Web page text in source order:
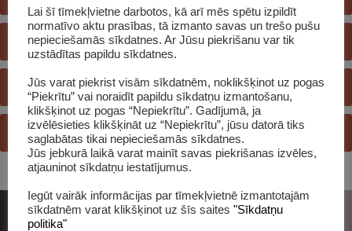
E-KATALOGS
REĢISTRĒTIES BIBLIOTĒKĀ
JAUTĀ BIBLIOTEKĀRAM
Lai šī tīmekļvietne darbotos, kā arī mēs spētu izpildīt
normatīvo aktu prasības, tā izmanto savas un trešo pušu
nepieciešamās sīkdatnes. Ar Jūsu piekrišanu var tik
uzstādītas papildu sīkdatnes.
Jūs varat piekrist visām sīkdatnēm, noklikšķinot uz pogas
“Piekrītu” vai noraidīt papildu sīkdatņu izmantošanu,
klikšķinot uz pogas “Nepiekrītu”. Gadījumā, ja
izvēlēsieties klikšķināt uz “Nepiekrītu”, jūsu datorā tiks
saglabātas tikai nepieciešamās sīkdatnes.
Jūs jebkurā laikā varat mainīt savas piekrišanas izvēles,
atjauninot sīkdatņu iestatījumus.
Iegūt vairāk informācijas par tīmekļvietnē izmantotajām
sīkdatnēm varat klikšķinot uz šīs saites "Sīkdatņu
politika"